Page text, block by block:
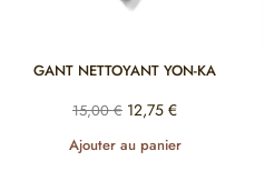
GANT NETTOYANT YON-KA
15,00€ 12,75 €
Ajouter au panier